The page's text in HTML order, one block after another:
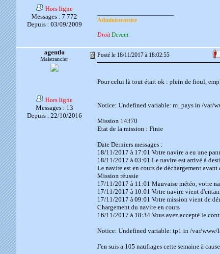
Hors ligne
Messages : 7 772
Depuis : 03/09/2009
Administratrice
Droit Devant
agentlo
Maistrancier
Posté le 18/11/2017 à 18:02:55
Hors ligne
Messages : 13
Depuis : 22/10/2016
Pour celui là tout était ok : plein de fioul,
Notice: Undefined variable: m_pays in /var/
Mission 14370
Etat de la mission : Finie
Date Derniers messages :
18/11/2017 à 17:01 Votre navire a eu une
18/11/2017 à 03:01 Le navire est arrivé à
Le navire est en cours de déchargement
Mission réussie
17/11/2017 à 11:01 Mauvaise météo, votre
17/11/2017 à 10:01 Votre navire vient
17/11/2017 à 09:01 Votre mission vient de
Chargement du navire en cours
16/11/2017 à 18:34 Vous avez accepté le
Notice: Undefined variable: tp1 in /var/www/
J'en suis a 105 naufrages cette semaine à